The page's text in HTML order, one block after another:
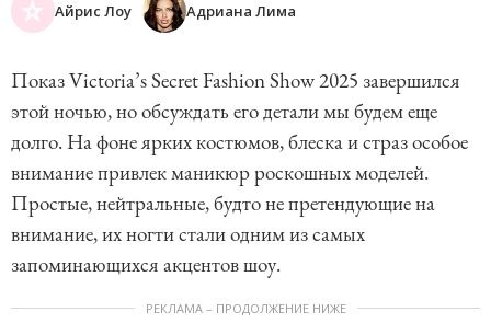
Айрис Лоу Адриана Лима
Показ Victoria’s Secret Fashion Show 2025 завершился
этой ночью, но обсуждать его детали мы будем еще
долго. На фоне ярких костюмов, блеска и страз особое
внимание привлек маникюр роскошных моделей.
Простые, нейтральные, будто не претендующие на
внимание, их ногти стали одним из самых
запоминающихся акцентов шоу.
РЕКЛАМА – ПРОДОЛЖЕНИЕ НИЖЕ